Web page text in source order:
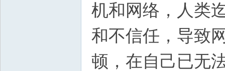
机和网络，人类
和不信任，导致
顿，在自己已无